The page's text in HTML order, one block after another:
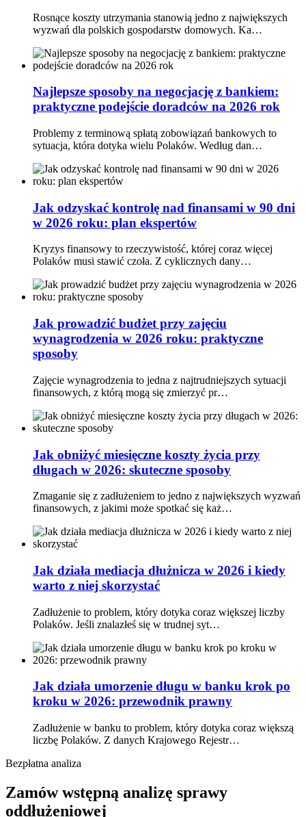
Rosnące koszty utrzymania stanowią jedno z największych
wyzwań dla polskich gospodarstw domowych. Ka…
Najlepsze sposoby na negocjację z bankiem:
praktyczne podejście doradców na 2026 rok
Problemy z terminową spłatą zobowiązań bankowych to
sytuacja, która dotyka wielu Polaków. Według dan…
Jak odzyskać kontrolę nad finansami w 90 dni
w 2026 roku: plan ekspertów
Kryzys finansowy to rzeczywistość, której coraz więcej
Polaków musi stawić czoła. Z cyklicznych dany…
Jak prowadzić budżet przy zajęciu
wynagrodzenia w 2026 roku: praktyczne
sposoby
Zajęcie wynagrodzenia to jedna z najtrudniejszych sytuacji
finansowych, z którą mogą się zmierzyć pr…
Jak obniżyć miesięczne koszty życia przy
długach w 2026: skuteczne sposoby
Zmaganie się z zadłużeniem to jedno z największych wyzwań
finansowych, z jakimi może spotkać się każ…
Jak działa mediacja dłużnicza w 2026 i kiedy
warto z niej skorzystać
Zadłużenie to problem, który dotyka coraz większej liczby
Polaków. Jeśli znalazłeś się w trudnej syt…
Jak działa umorzenie długu w banku krok po
kroku w 2026: przewodnik prawny
Zadłużenie w banku to problem, który dotyka coraz większą
liczbę Polaków. Z danych Krajowego Rejestr…
Bezpłatna analiza
Zamów wstępną analizę sprawy
oddłużeniowej